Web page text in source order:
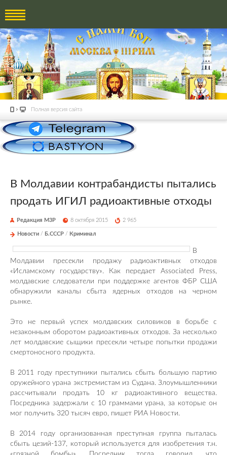
Полная версия сайта
В Молдавии контрабандисты пытались
продать ИГИЛ радиоактивные отходы
Редакция М3Р 8 октября 2015 2 965
Новости / Б.СССР / Криминал
В
Молдавии пресекли продажу радиоактивных отходов
«Исламскому государству». Как передает Associated Press,
молдавские следователи при поддержке агентов ФБР США
обнаружили каналы сбыта ядерных отходов на черном
рынке.
Это не первый успех молдавских силовиков в борьбе с
незаконным оборотом радиоактивных отходов. За несколько
лет молдавские сыщики пресекли четыре попытки продажи
смертоносного продукта.
В 2011 году преступники пытались сбыть большую партию
оружейного урана экстремистам из Судана. Злоумышленники
рассчитывали продать 10 кг радиоактивного вещества.
Посредника задержали с 10 граммами урана, за которые он
мог получить 320 тысяч евро, пишет РИА Новости.
В 2014 году организованная преступная группа пыталась
сбыть цезий-137, который используется для изобретения т.н.